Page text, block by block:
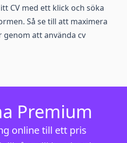
CV med ett klick och söka
Så se till att maximera
att använda cv
Premium
online till ett pris